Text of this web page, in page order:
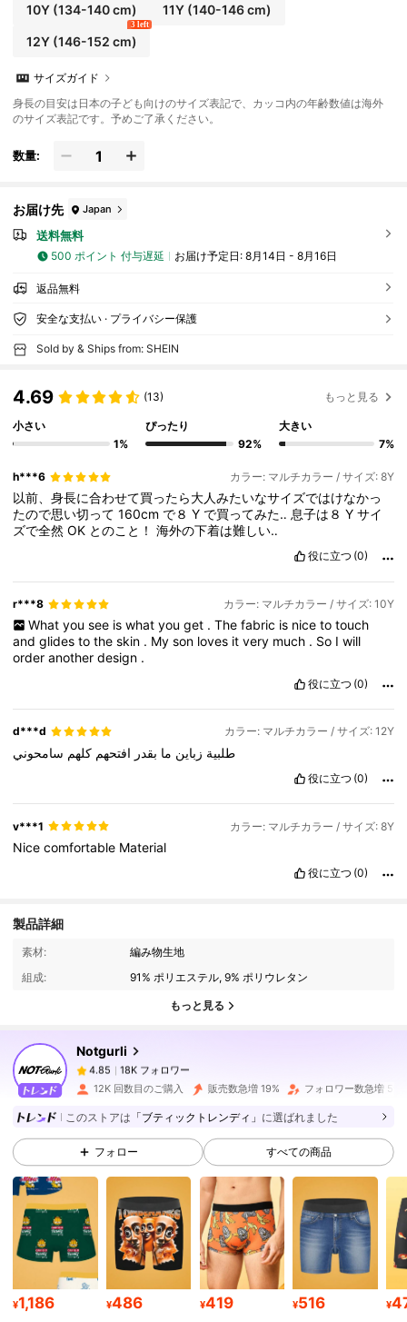
10Y(134-140 cm) 11Y (140-146 cm)
12Y(146-152 cm)
3 left
サイズガイド
身長の目安は日本の子ども向けのサイズ表記で、カッコ内の年齢数値は海外
のサイズ表記です。予めご了承ください。
数量:
お届け先 Japan
送料無料
500 ポイント 付与遅延 お届け予定日: 8月14日 - 8月16日
返品無料
安全な支払い · プライバシー保護
Sold by & Ships from: SHEIN
4.69 (13) もっと見る
小さい
1%
ぴったり
92%
大きい
7%
h***6 カラー: マルチカラー / サイズ: 8Y
以前、身長に合わせて買ったら大人みたいなサイズではけなかっ
たので思い切って160cm で８Y で買ってみた‥ 息子は８Yサイ
ズで全然OK とのこと！海外の下着は難しい‥
役に立つ (0)
r***8 カラー: マルチカラー / サイズ: 10Y
What you see is what you get . The fabric is nice to touch
andglidestotheskin . Myson loves itvery much . So Iwill
orderanotherdesign .
役に立つ (0)
d***d カラー: マルチカラー / サイズ: 12Y
طلبية زباين ما بقدر افتحهم كلهم سامحوني
役に立つ (0)
v***1 カラー: マルチカラー / サイズ: 8Y
Nicecomfortable Material
役に立つ (0)
製品詳細
素材:
編み物生地
組成:
91% ポリエステル, 9% ポリウレタン
もっと見る
Notgurli
4.85
18K フォロワー
j***n は1日前に購入しました
4.85 18K フォロワー
4.85 18K フォロワー
4.85 18K フォロワー
18K フォロワー
12K 回数目のご購入 販売数急増 19% フォロワー数急増 59%
このストアは 「ブティックトレンディ」 に選ばれました
フォロー すべての商品
¥1,186 ¥486 ¥419 ¥516 ¥